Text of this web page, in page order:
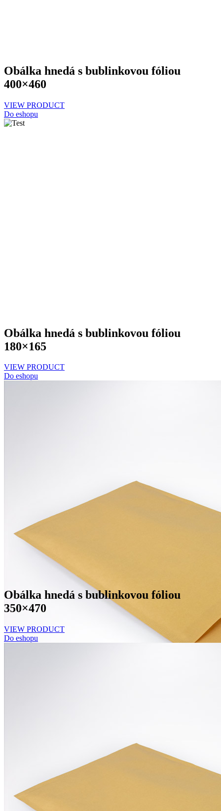
Obálka hnedá s bublinkovou fóliou
400×460
VIEW PRODUCT
Do eshopu
Obálka hnedá s bublinkovou fóliou
180×165
VIEW PRODUCT
Do eshopu
Obálka hnedá s bublinkovou fóliou
350×470
VIEW PRODUCT
Do eshopu